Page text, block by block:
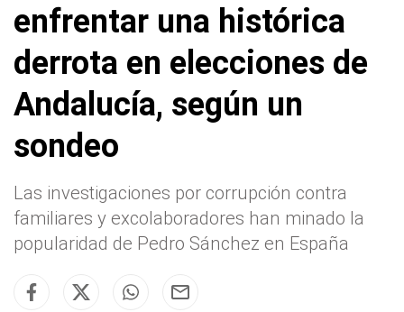
enfrentar una histórica
derrota en elecciones de
Andalucía, según un
sondeo
Las investigaciones por corrupción contra
familiares y excolaboradores han minado la
popularidad de Pedro Sánchez en España